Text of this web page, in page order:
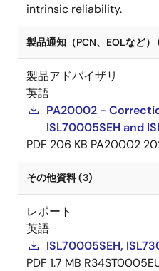
intrinsic reliability.
製品通知（PCN、EOLなど）
製品アドバイザリ
英語
PA20002 -
ISL70005SEH and
PDF 206 KB PA20002
その他資料 (3)
レポート
英語
ISL70005SEH,
PDF 1.7 MB